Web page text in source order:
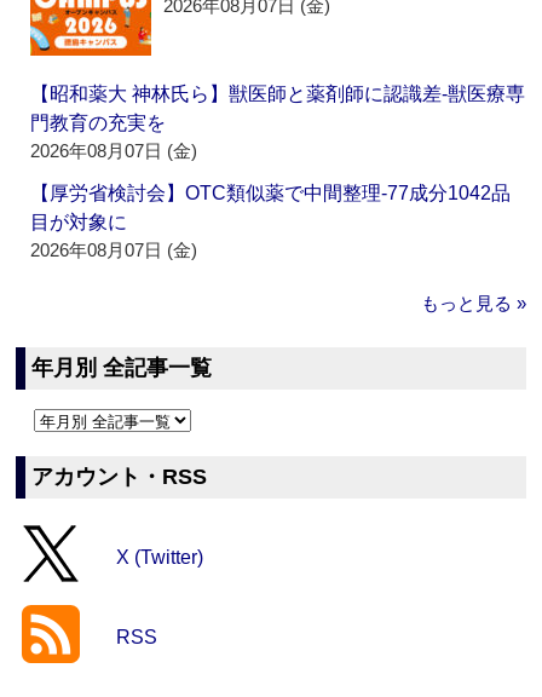
2026年08月07日 (金)
【昭和薬大 神林氏ら】獣医師と薬剤師に認識差‐獣医療専
門教育の充実を
2026年08月07日 (金)
【厚労省検討会】OTC類似薬で中間整理‐77成分1042品
目が対象に
2026年08月07日 (金)
もっと見る »
年月別 全記事一覧
アカウント・RSS
X (Twitter)
RSS